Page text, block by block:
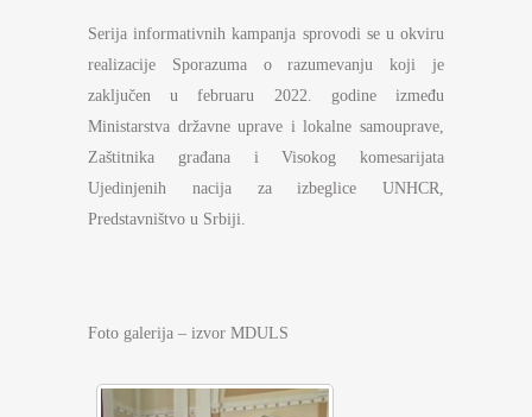
Serija informativnih kampanja sprovodi se u okviru
realizacije Sporazuma o razumevanju koji je
zaključen u februaru 2022. godine između
Ministarstva državne uprave i lokalne samouprave,
Zaštitnika građana i Visokog komesarijata
Ujedinjenih nacija za izbeglice UNHCR,
Predstavništvo u Srbiji.
Foto galerija – izvor MDULS